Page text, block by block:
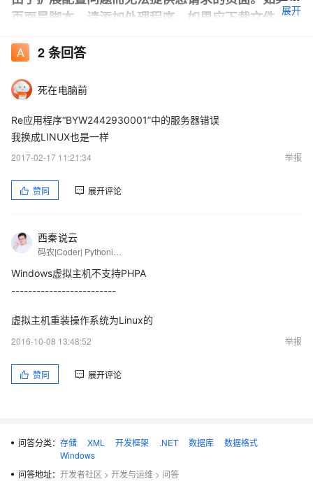
页面是脚本，请添加处理程序。如果应下载文件，请
详细错误信息
模块 StaticFileModule
错误代码
请求
的
URL
http://byw2442930001.my3w.com:80/index.php
物理
f:\usr\LocalUser\byw2442930001\index.php
方法
匿名
展开
2条回答
死在电脑前
Re应用程序“BYW2442930001”中的服务器错误
我换成LINUX也是一样
2017-02-17 11:21:34
举报
赞同 展开评论
西秦说云
Windows虚拟主机不支持PHPA
-------------------------
虚拟主机重装操作系统为Linux的
2016-10-08 13:48:52
举报
赞同 展开评论
问答分类： 存储 XML 开发框架 .NET 数据库
数据格式
Windows
问答地址： 开发者社区 > 开发与运维 > 问答